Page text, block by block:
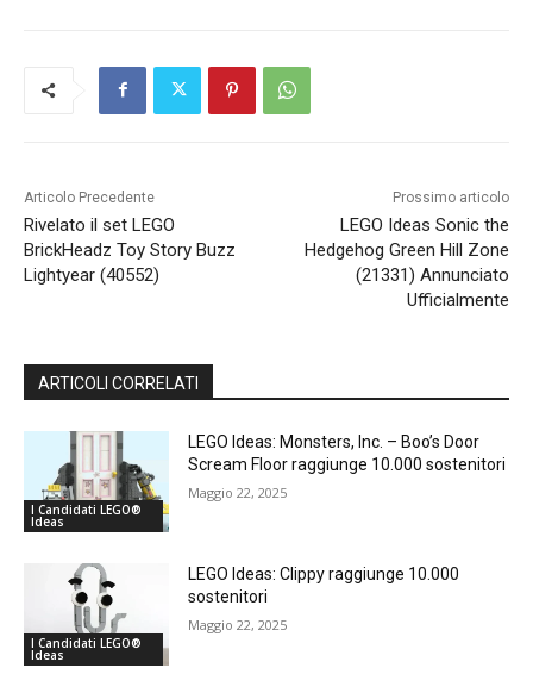
Articolo Precedente
Rivelato il set LEGO
BrickHeadz Toy Story Buzz
Lightyear (40552)
Prossimo articolo
LEGO Ideas Sonic the
Hedgehog Green Hill Zone
(21331) Annunciato
Ufficialmente
ARTICOLI CORRELATI
I Candidati LEGO®
Ideas
LEGO Ideas: Monsters, Inc. – Boo’s Door
Scream Floor raggiunge 10.000 sostenitori
Maggio 22, 2025
I Candidati LEGO®
Ideas
LEGO Ideas: Clippy raggiunge 10.000
sostenitori
Maggio 22, 2025